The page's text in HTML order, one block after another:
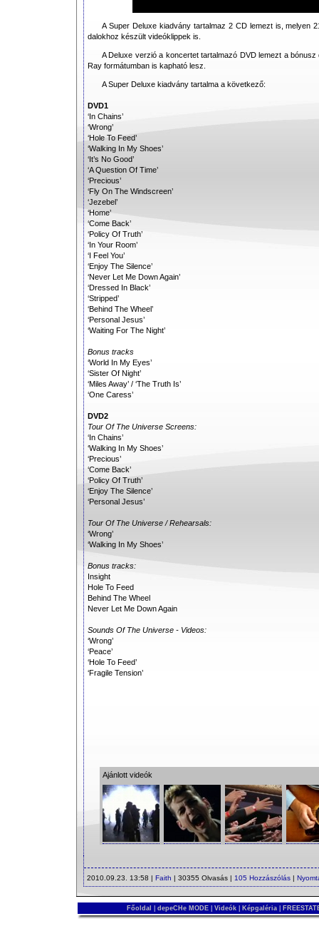
A Super Deluxe kiadvány tartalmaz 2 CD lemezt is, melyen
dalokhoz készült videóklippek is.
A Deluxe verzió a koncertet tartalmazó DVD lemezt a
Ray formátumban is kapható lesz.
A Super Deluxe kiadvány tartalma a következő:
DVD1
‘In Chains’
‘Wrong’
‘Hole To Feed’
‘Walking In My Shoes’
‘It’s No Good’
‘A Question Of Time’
‘Precious’
‘Fly On The Windscreen’
‘Jezebel’
‘Home’
‘Come Back’
‘Policy Of Truth’
‘In Your Room’
‘I Feel You’
‘Enjoy The Silence’
‘Never Let Me Down Again’
‘Dressed In Black’
‘Stripped’
‘Behind The Wheel’
‘Personal Jesus’
‘Waiting For The Night’
Bonus tracks
‘World In My Eyes’
‘Sister Of Night’
‘Miles Away’ / ‘The Truth Is’
‘One Caress’
DVD2
Tour Of The Universe Screens:
‘In Chains’
‘Walking In My Shoes’
‘Precious’
‘Come Back’
‘Policy Of Truth’
‘Enjoy The Silence’
‘Personal Jesus’
Tour Of The Universe / Rehearsals:
‘Wrong’
‘Walking In My Shoes’
Bonus tracks:
Insight
Hole To Feed
Behind The Wheel
Never Let Me Down Again
Sounds Of The Universe - Videos:
‘Wrong’
‘Peace’
‘Hole To Feed’
‘Fragile Tension’
Ajánlott videók
2010.09.23. 13:58 | Faith | 30355 Olvasás | 105 Hozzászólás |
Főoldal depeCHe MODE Videók Képgaléria